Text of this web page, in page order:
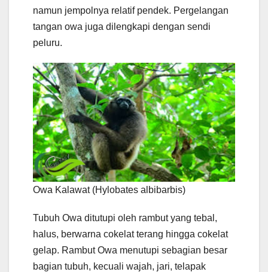
namun jempolnya relatif pendek. Pergelangan
tangan owa juga dilengkapi dengan sendi
peluru.
Owa Kalawat (Hylobates albibarbis)
Tubuh Owa ditutupi oleh rambut yang tebal,
halus, berwarna cokelat terang hingga cokelat
gelap. Rambut Owa menutupi sebagian besar
bagian tubuh, kecuali wajah, jari, telapak